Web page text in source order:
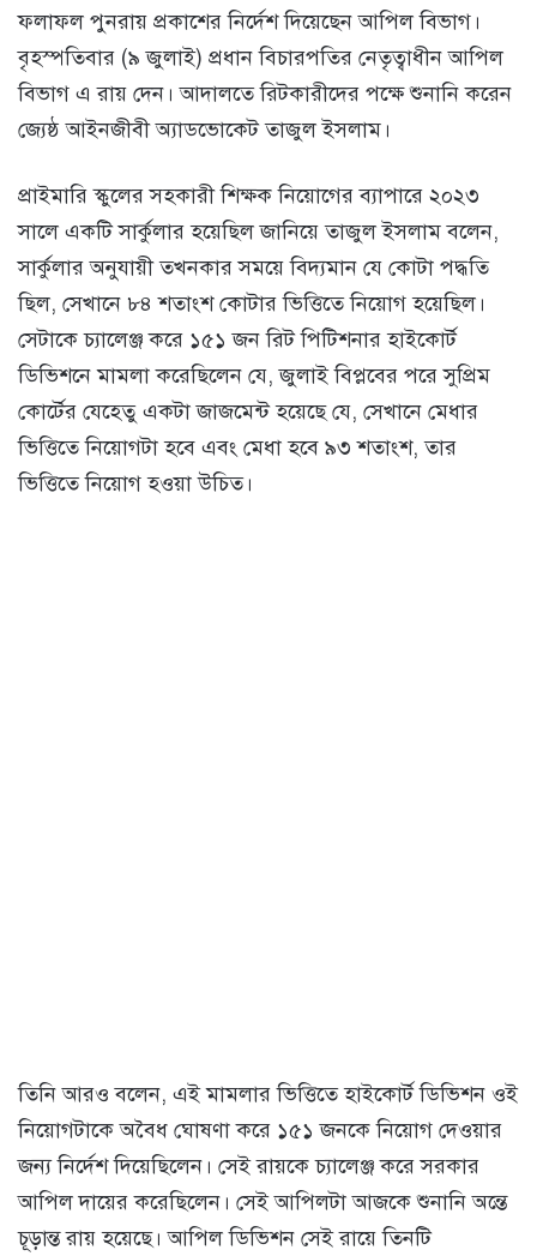
ফলাফল পুনরায় প্রকাশের নির্দেশ দিয়েছেন আপিল বিভাগ।
বৃহস্পতিবার (৯ জুলাই) প্রধান বিচারপতির নেতৃত্বাধীন আপিল
বিভাগ এ রায় দেন। আদালতে রিটকারীদের পক্ষে শুনানি করেন
জ্যেষ্ঠ আইনজীবী অ্যাডভোকেট তাজুল ইসলাম।
প্রাইমারি স্কুলের সহকারী শিক্ষক নিয়োগের ব্যাপারে ২০২৩
সালে একটি সার্কুলার হয়েছিল জানিয়ে তাজুল ইসলাম বলেন,
সার্কুলার অনুযায়ী তখনকার সময়ে বিদ্যমান যে কোটা পদ্ধতি
ছিল, সেখানে ৮৪ শতাংশ কোটার ভিত্তিতে নিয়োগ হয়েছিল।
সেটাকে চ্যালেঞ্জ করে ১৫১ জন রিট পিটিশনার হাইকোর্ট
ডিভিশনে মামলা করেছিলেন যে, জুলাই বিপ্লবের পরে সুপ্রিম
কোর্টের যেহেতু একটা জাজমেন্ট হয়েছে যে, সেখানে মেধার
ভিত্তিতে নিয়োগটা হবে এবং মেধা হবে ৯৩ শতাংশ, তার
ভিত্তিতে নিয়োগ হওয়া উচিত।
তিনি আরও বলেন, এই মামলার ভিত্তিতে হাইকোর্ট ডিভিশন ওই
নিয়োগটাকে অবৈধ ঘোষণা করে ১৫১ জনকে নিয়োগ দেওয়ার
জন্য নির্দেশ দিয়েছিলেন। সেই রায়কে চ্যালেঞ্জ করে সরকার
আপিল দায়ের করেছিলেন। সেই আপিলটা আজকে শুনানি অন্তে
চূড়ান্ত রায় হয়েছে। আপিল ডিভিশন সেই রায়ে তিনটি